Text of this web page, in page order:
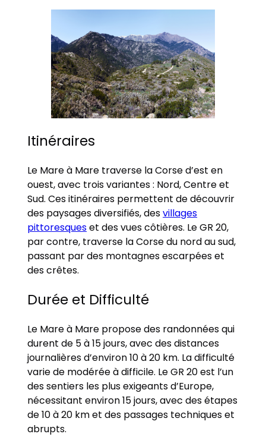
Itinéraires
Le Mare à Mare traverse la Corse d’est en
ouest, avec trois variantes : Nord, Centre et
Sud. Ces itinéraires permettent de découvrir
des paysages diversifiés, desvillages
pittoresqueset des vues côtières. Le GR 20,
par contre, traverse la Corse du nord au sud,
passant par des montagnes escarpées et
des crêtes.
Durée et Difficulté
Le Mare à Mare propose des randonnées qui
durent de 5 à 15 jours, avec des distances
journalières d’environ 10 à 20 km. La difficulté
varie de modérée à difficile. Le GR 20 est l’un
des sentiers les plus exigeants d’Europe,
nécessitant environ 15 jours, avec des étapes
de 10 à 20 km et des passages techniques et
abrupts.